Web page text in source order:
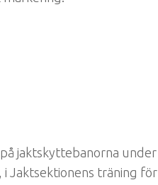
jaktskyttebanorna
träning